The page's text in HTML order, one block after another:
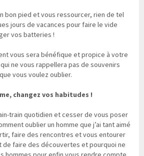
bon pied et vous ressourcer, rien de tel
jours de vacances pour faire le vide
vos batteries !
vous sera bénéfique et propice à votre
ne vous rappellera pas de souvenirs
vous voulez oublier.
changez vos habitudes !
train quotidien et cesser de vous poser
oublier un homme que j’ai tant aimé
faire des rencontres et vous entourer
de faire des découvertes et pourquoi ne